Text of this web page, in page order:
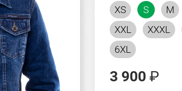
XS S M
XXL
XXXL
6XL
3 900 ₽